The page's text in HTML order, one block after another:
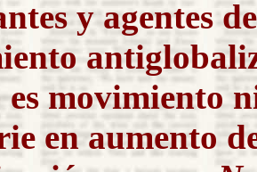
y agentes
es movimiento
en aumento